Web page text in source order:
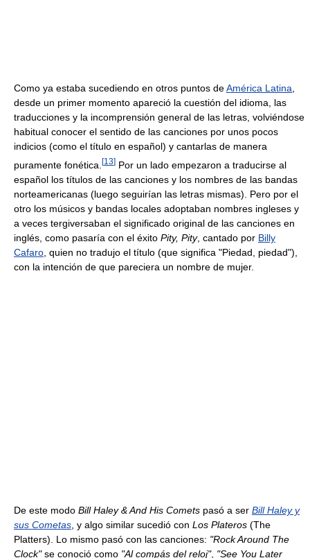
Como ya estaba sucediendo en otros puntos deAmérica Latina
desde un primer momento apareció la cuestión del idioma, las
traducciones y la incomprensión general de las letras, volviéndose
habitual conocer el sentido de las canciones por unos pocos
indicios (como el título en español) y cantarlas de manera
puramente fonética. [13] Por un lado empezaron a traducirse al
español los títulos de las canciones y los nombres de las bandas
norteamericanas (luego seguirían las letras mismas). Pero por el
otro los músicos y bandas locales adoptaban nombres ingleses y
a veces tergiversaban el significado original de las canciones en
inglés, como pasaría con el éxito Pity, Pity, cantado por Billy
Cafaro , quien no tradujo el título (que significa "Piedad, piedad"),
con la intención de que pareciera un nombre de mujer.
De este modo Bill Haley & And His Comets pasó a ser Bill Haley y
sus Cometas , y algo similar sucedió con Los Plateros (The
Platters). Lo mismo pasó con las canciones: "Rock Around The
Clock"se conoció como "Al compás del reloj", "See You Later